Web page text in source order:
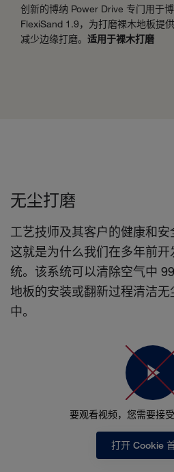
创新的博纳 Power Drive 专门用于
FlexiSand 1.9，为打磨裸木地板提
减少边缘打磨。 适用于裸木打磨
无尘打磨
工艺技师及其客户的健康和安
这就是为什么我们在多年前
统。该系统可以清除空气中
地板的安装或翻新过程清洁
中。
要观看视频，您需要接
打开 Cookie